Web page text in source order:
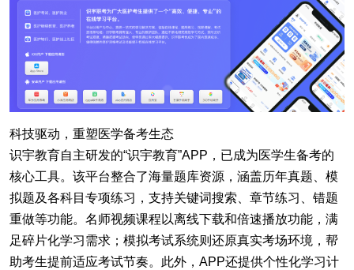
科技驱动，重塑医学备考生态
识宇教育自主研发的“识宇教育”APP，已成为医学生备考的
核心工具。该平台整合了海量题库资源，涵盖历年真题、模
拟题及各科目专项练习，支持关键词搜索、章节练习、错题
重做等功能。名师视频课程以离线下载和倍速播放功能，满
足碎片化学习需求；模拟考试系统则还原真实考场环境，帮
助考生提前适应考试节奏。此外，APP还提供个性化学习计